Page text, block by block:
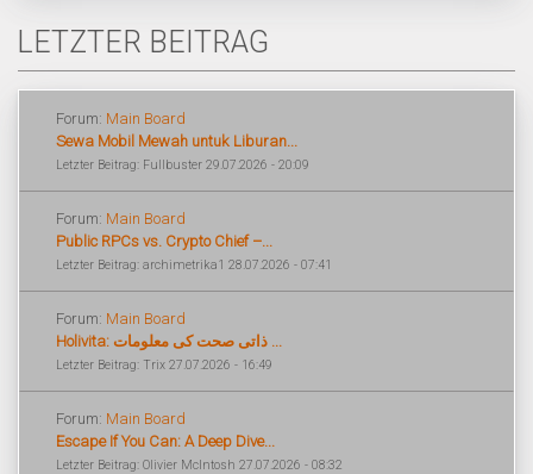
LETZTER BEITRAG
Forum: Main Board
Sewa Mobil Mewah untuk Liburan...
Letzter Beitrag: Fullbuster 29.07.2026 - 20:09
Forum: Main Board
Public RPCs vs. Crypto Chief –...
Letzter Beitrag: archimetrika1 28.07.2026 - 07:41
Forum: Main Board
Holivita: ذاتی صحت کی معلومات ...
Letzter Beitrag: Trix 27.07.2026 - 16:49
Forum: Main Board
Escape If You Can: A Deep Dive...
Letzter Beitrag: Olivier McIntosh 27.07.2026 - 08:32